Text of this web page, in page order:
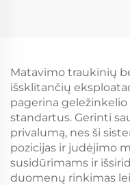
Matavimo traukinių
išsklitančių
pagerina
standartus. Gerinti
privalumą, nes ši
pozicijas ir judėjimo
susidūrimams ir
duomenų rinkimas